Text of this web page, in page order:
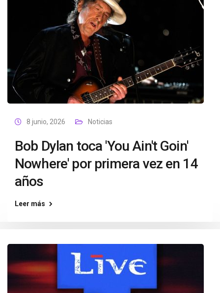
8 junio, 2026 Noticias
Bob Dylan toca 'You Ain't Goin'
Nowhere' por primera vez en 14
años
Leer más